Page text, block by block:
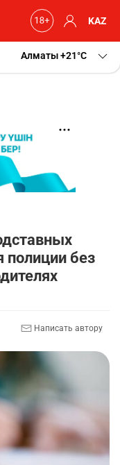
KAZ
Алматы+21 C
полиции без
Написать автору